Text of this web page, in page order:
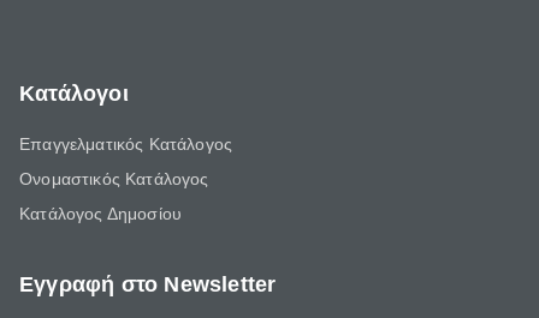
Κατάλογοι
Επαγγελματικός Κατάλογος
Ονομαστικός Κατάλογος
Κατάλογος Δημοσίου
Εγγραφή στο Newsletter